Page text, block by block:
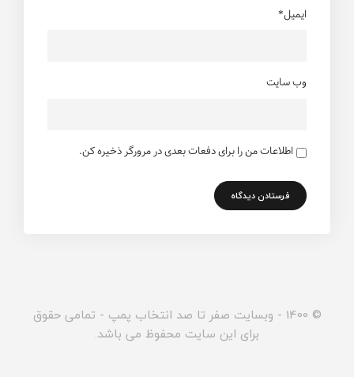
ایمیل*
وب سایت
اطلاعات من را برای دفعات بعدی در مرورگر ذخیره کن.
© 1400 - وبسایت صفر تا صد انتخاب پمپ - تمامی حقوق
برای این سایت محفوظ می باشد.